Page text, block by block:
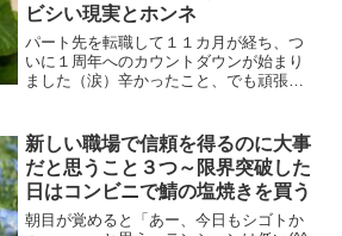
ビシい現実とホンネ
パート先を転職して１１カ月が経ち、つ
いに１周年へのカウントダウンが始まり
ました（涙）辛かったこと、でも頑張っ
しを始めたところ。できることなら、あ
の時に戻って自分に色々と教...
新しい職場で信頼を得るのに大事
だと思うこと３つ～限界突破した
日はコンビニで鯖の塩焼きを買う
朝目が覚めると「あー、今日もシゴトか